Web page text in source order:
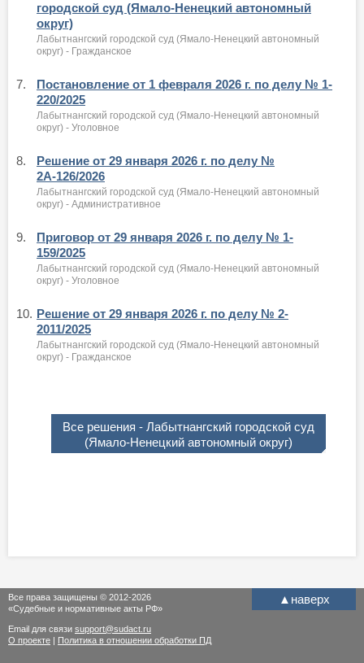
городской суд (Ямало-Ненецкий автономный
округ)
Лабытнангский городской суд (Ямало-Ненецкий автономный
округ) - Гражданское
7.
Постановление от 1 февраля 2026 г. по делу № 1-
220/2025
Лабытнангский городской суд (Ямало-Ненецкий автономный
округ) - Уголовное
8.
Решение от 29 января 2026 г. по делу №
2А-126/2026
Лабытнангский городской суд (Ямало-Ненецкий автономный
округ) - Административное
9.
Приговор от 29 января 2026 г. по делу № 1-
159/2025
Лабытнангский городской суд (Ямало-Ненецкий автономный
округ) - Уголовное
10. Решение от 29 января 2026 г. по делу № 2-
2011/2025
Лабытнангский городской суд (Ямало-Ненецкий автономный
округ) - Гражданское
Все решения - Лабытнангский городской суд
(Ямало-Ненецкий автономный округ)
▲ наверх
Все права защищены © 2012-2026
«Судебные и нормативные акты РФ»
Email для связи support@sudact.ru
О проекте | Политика в отношении обработки ПД